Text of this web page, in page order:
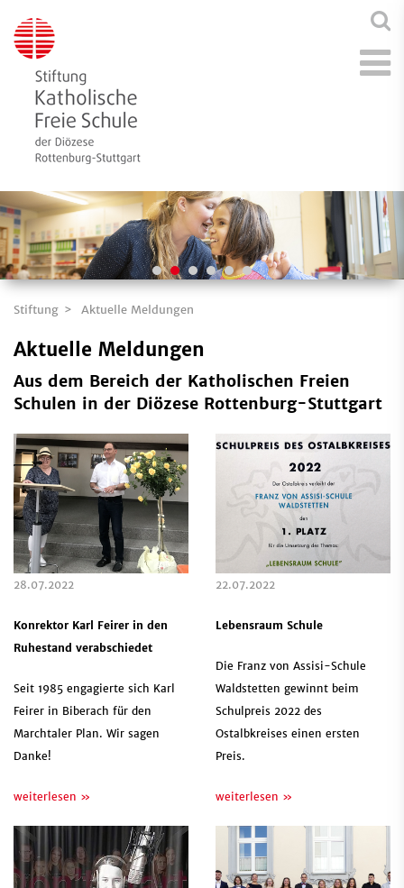
Stiftung Aktuelle Meldungen
Aktuelle Meldungen
Aus dem Bereich der Katholischen Freien
Schulen in der Diözese Rottenburg-Stuttgart
28.07.2022
Konrektor Karl Feirer in den
Ruhestand verabschiedet
Seit 1985 engagierte sich Karl
Feirer in Biberach für den
Marchtaler Plan. Wir sagen
Danke!
weiterlesen »
22.07.2022
Lebensraum Schule
Die Franz von Assisi-Schule
Waldstetten gewinnt beim
Schulpreis 2022 des
Ostalbkreises einen ersten
Preis.
weiterlesen »